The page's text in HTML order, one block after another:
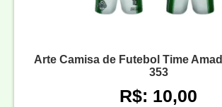
Arte Camisa de Futebol Time
353
R$: 10,00